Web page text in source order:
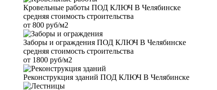
Кровельные работы ПОД КЛЮЧ В Челябинске
средняя стоимость строительства
от 800 руб/м2
Заборы и ограждения ПОД КЛЮЧ В Челябинске
средняя стоимость строительства
от 1800 руб/м2
Реконструкция зданий ПОД КЛЮЧ В Челябинске